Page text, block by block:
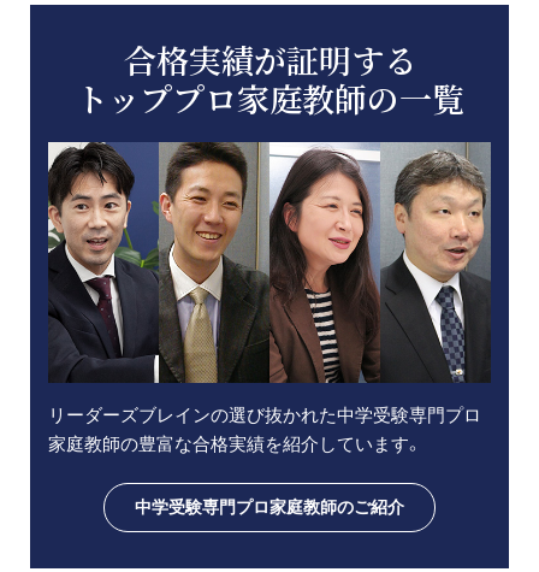
合格実績が証明する
トッププロ家庭教師の一覧
リーダーズブレインの選び抜かれた中学受験専門プロ
家庭教師の豊富な合格実績を紹介しています。
中学受験専門プロ家庭教師のご紹介